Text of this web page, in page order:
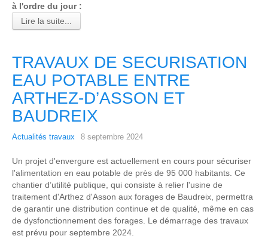
à l'ordre du jour :
Lire la suite...
TRAVAUX DE SECURISATION
EAU POTABLE ENTRE
ARTHEZ-D’ASSON ET
BAUDREIX
Actualités travaux 8 septembre 2024
Un projet d'envergure est actuellement en cours pour sécuriser
l'alimentation en eau potable de près de 95 000 habitants. Ce
chantier d’utilité publique, qui consiste à relier l'usine de
traitement d'Arthez d'Asson aux forages de Baudreix, permettra
de garantir une distribution continue et de qualité, même en cas
de dysfonctionnement des forages. Le démarrage des travaux
est prévu pour septembre 2024.